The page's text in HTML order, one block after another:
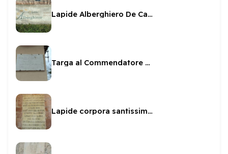
Lapide Alberghiero De Carolis
Targa al Commendatore Paolo Pallucco
Lapide corpora santissimi martiri